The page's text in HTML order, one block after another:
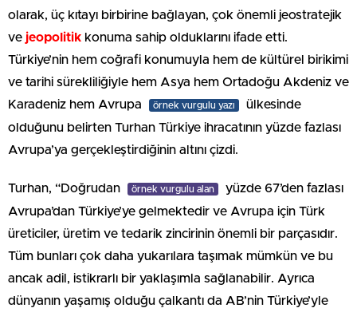
olarak, üç kıtayı birbirine bağlayan, çok önemli jeostratejik
ve jeopolitik konuma sahip olduklarını ifade etti.
Türkiye’nin hem coğrafi konumuyla hem de kültürel birikimi
ve tarihi sürekliliğiyle hem Asya hem Ortadoğu Akdeniz ve
Karadeniz hem Avrupa
örnek vurgulu yazı
ülkesinde
olduğunu belirten Turhan Türkiye ihracatının yüzde fazlası
Avrupa’ya gerçekleştirdiğinin altını çizdi.
Turhan, “Doğrudan örnek vurgulu alan
yüzde 67’den fazlası
Avrupa’dan Türkiye’ye gelmektedir ve Avrupa için Türk
üreticiler, üretim ve tedarik zincirinin önemli bir parçasıdır.
Tüm bunları çok daha yukarılara taşımak mümkün ve bu
ancak adil, istikrarlı bir yaklaşımla sağlanabilir. Ayrıca
dünyanın yaşamış olduğu çalkantı da AB’nin Türkiye’yle